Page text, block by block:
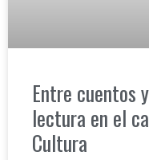
Entre cuentos
lectura en el
Cultura